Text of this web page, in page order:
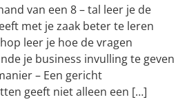
van een 8 – tal leer je de
met je zaak beter te leren
leer je hoe de vragen
je business invulling te geven
– Een gericht
geeft niet alleen een […]